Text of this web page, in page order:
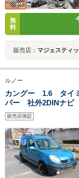
無
料
販売店： マジェスティ
ルノー
カングー 1.6 タイ
パー 社外2DINナ
販売店保証